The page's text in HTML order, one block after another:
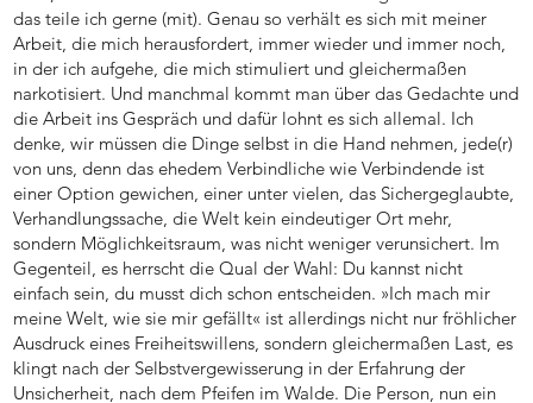
das teile ich gerne (mit). Genau so verhält es sich mit meiner
Arbeit, die mich herausfordert, immer wieder und immer noch,
in der ich aufgehe, die mich stimuliert und gleichermaßen
narkotisiert. Und manchmal kommt man über das Gedachte und
die Arbeit ins Gespräch und dafür lohnt es sich allemal. Ich
denke, wir müssen die Dinge selbst in die Hand nehmen, jede(r)
von uns, denn das ehedem Verbindliche wie Verbindende ist
einer Option gewichen, einer unter vielen, das Sichergeglaubte,
Verhandlungssache, die Welt kein eindeutiger Ort mehr,
sondern Möglichkeitsraum, was nicht weniger verunsichert. Im
Gegenteil, es herrscht die Qual der Wahl: Du kannst nicht
einfach sein, du musst dich schon entscheiden. »Ich mach mir
meine Welt, wie sie mir gefällt« ist allerdings nicht nur fröhlicher
Ausdruck eines Freiheitswillens, sondern gleichermaßen Last, es
klingt nach der Selbstvergewisserung in der Erfahrung der
Unsicherheit, nach dem Pfeifen im Walde. Die Person, nun ein